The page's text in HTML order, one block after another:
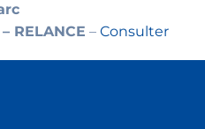
RELANCE – Consulter